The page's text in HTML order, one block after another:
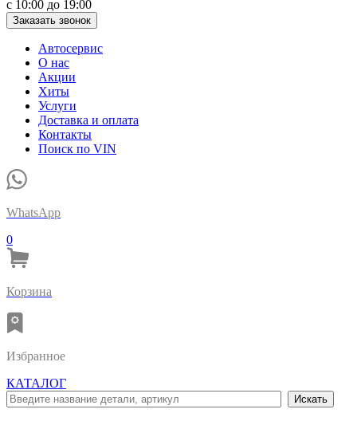
с 10:00 до 19:00
Заказать звонок
Автосервис
О нас
Акции
Хиты
Услуги
Доставка и оплата
Контакты
Поиск по VIN
WhatsApp
0
Корзина
Избранное
КАТАЛОГ